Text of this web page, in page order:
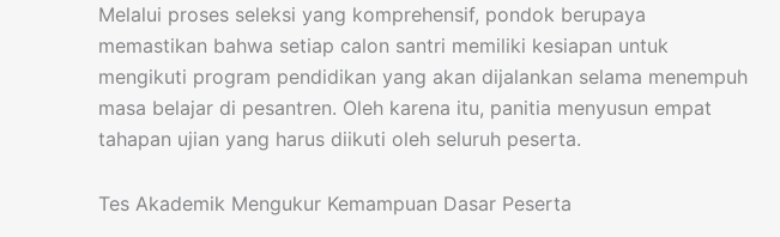
Melalui proses seleksi yang komprehensif, pondok berupaya
memastikan bahwa setiap calon santri memiliki kesiapan untuk
mengikuti program pendidikan yang akan dijalankan selama menempuh
masa belajar di pesantren. Oleh karena itu, panitia menyusun empat
tahapan ujian yang harus diikuti oleh seluruh peserta.
Tes Akademik Mengukur Kemampuan Dasar Peserta